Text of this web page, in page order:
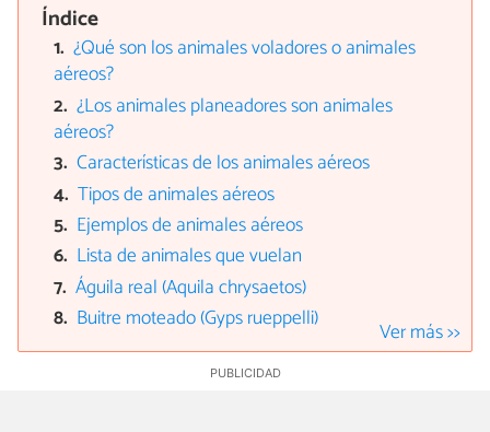
Índice
¿Qué son los animales voladores o animales
aéreos?
¿Los animales planeadores son animales
aéreos?
Características de los animales aéreos
Tipos de animales aéreos
Ejemplos de animales aéreos
Lista de animales que vuelan
Águila real (Aquila chrysaetos)
Buitre moteado (Gyps rueppelli)
Ver más >>